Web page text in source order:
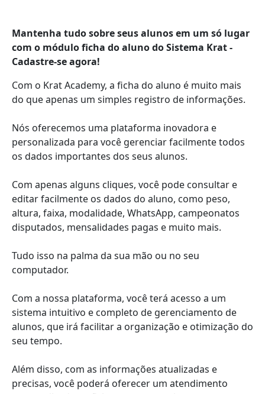
Mantenha tudo sobre seus alunos em um só lugar
com o módulo ficha do aluno do Sistema Krat -
Cadastre-se agora!
Com o Krat Academy, a ficha do aluno é muito mais
do que apenas um simples registro de informações.
Nós oferecemos uma plataforma inovadora e
personalizada para você gerenciar facilmente todos
os dados importantes dos seus alunos.
Com apenas alguns cliques, você pode consultar e
editar facilmente os dados do aluno, como peso,
altura, faixa, modalidade, WhatsApp, campeonatos
disputados, mensalidades pagas e muito mais.
Tudo isso na palma da sua mão ou no seu
computador.
Com a nossa plataforma, você terá acesso a um
sistema intuitivo e completo de gerenciamento de
alunos, que irá facilitar a organização e otimização do
seu tempo.
Além disso, com as informações atualizadas e
precisas, você poderá oferecer um atendimento